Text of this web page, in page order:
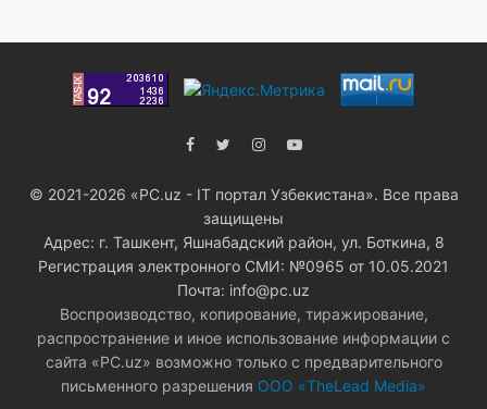
© 2021-2026 «PC.uz - IT портал Узбекистана». Все права
защищены
Адрес: г. Ташкент, Яшнабадский район, ул. Боткина, 8
Регистрация электронного СМИ: №0965 от 10.05.2021
Почта: info@pc.uz
Воспроизводство, копирование, тиражирование,
распространение и иное использование информации с
сайта «PC.uz» возможно только с предварительного
письменного разрешения ООО «TheLead Media»